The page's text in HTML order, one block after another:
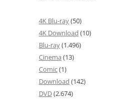
4K Blu-ray(50)
4K Download (10)
Blu-ray(1.496)
Cinema (13)
Comic(1)
Download (142)
DVD(2.674)